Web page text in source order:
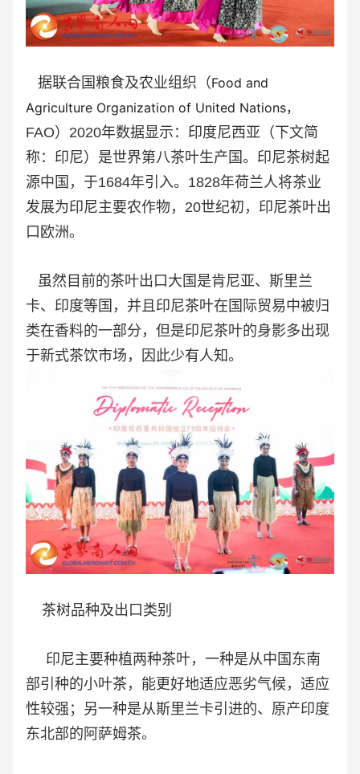
据联合国粮食及农业组织（Food and
Agriculture Organization of United Nations，
FAO）2020年数据显示：印度尼西亚（下文简
称：印尼）是世界第八茶叶生产国。印尼茶树起
源中国，于1684年引入。1828年荷兰人将茶业
发展为印尼主要农作物，20世纪初，印尼茶叶出
口欧洲。
虽然目前的茶叶出口大国是肯尼亚、斯里兰
卡、印度等国，并且印尼茶叶在国际贸易中被归
类在香料的一部分，但是印尼茶叶的身影多出现
于新式茶饮市场，因此少有人知。
茶树品种及出口类别
印尼主要种植两种茶叶，一种是从中国东南
部引种的小叶茶，能更好地适应恶劣气候，适应
性较强；另一种是从斯里兰卡引进的、原产印度
东北部的阿萨姆茶。